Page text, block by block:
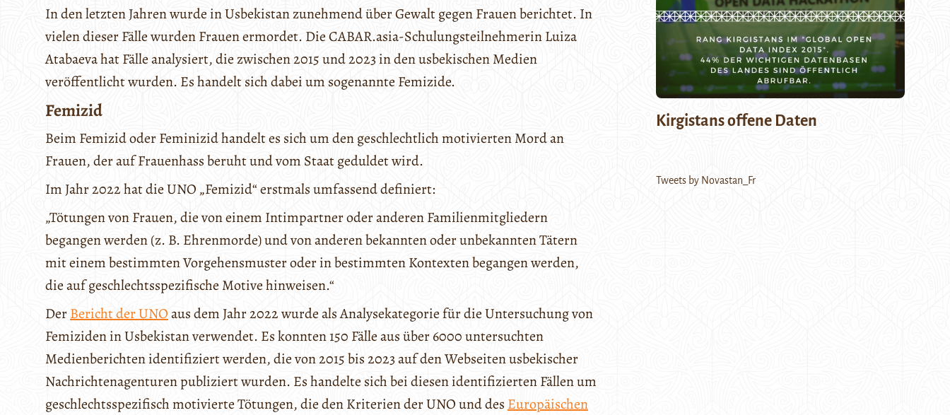
In den letzten Jahren wurde in Usbekistan zunehmend über Gewalt gegen Frauen berichtet. In
vielen dieser Fälle wurden Frauen ermordet. Die CABAR.asia-Schulungsteilnehmerin Luiza
Atabaeva hat Fälle analysiert, die zwischen 2015 und 2023 in den usbekischen Medien
veröffentlicht wurden. Es handelt sich dabei um sogenannte Femizide.
Femizid
Beim Femizid oder Feminizid handelt es sich um den geschlechtlich motivierten Mord an
Frauen, der auf Frauenhass beruht und vom Staat geduldet wird.
Im Jahr 2022 hat die UNO „Femizid“ erstmals umfassend definiert:
„Tötungen von Frauen, die von einem Intimpartner oder anderen Familienmitgliedern
begangen werden (z. B. Ehrenmorde) und von anderen bekannten oder unbekannten Tätern
mit einem bestimmten Vorgehensmuster oder in bestimmten Kontexten begangen werden,
die auf geschlechtsspezifische Motive hinweisen.“
DerBericht der UNOaus dem Jahr 2022 wurde als Analysekategorie für die Untersuchung von
Femiziden in Usbekistan verwendet. Es konnten 150 Fälle aus über 6000 untersuchten
Medienberichten identifiziert werden, die von 2015 bis 2023 auf den Webseiten usbekischer
Nachrichtenagenturen publiziert wurden. Es handelte sich bei diesen identifizierten Fällen um
geschlechtsspezifisch motivierte Tötungen, die den Kriterien der UNO und des Europäischen
Kirgistans offene Daten
Tweets by Novastan_Fr